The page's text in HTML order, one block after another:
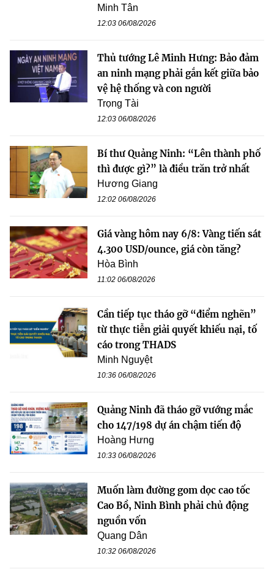
Minh Tân
12:03 06/08/2026
Thủ tướng Lê Minh Hưng: Bảo đảm
an ninh mạng phải gắn kết giữa bảo
vệ hệ thống và con người
Trọng Tài
12:03 06/08/2026
Bí thư Quảng Ninh: “Lên thành phố
thì được gì?” là điều trăn trở nhất
Hương Giang
12:02 06/08/2026
Giá vàng hôm nay 6/8: Vàng tiến sát
4.300 USD/ounce, giá còn tăng?
Hòa Bình
11:02 06/08/2026
Cần tiếp tục tháo gỡ “điểm nghẽn”
từ thực tiễn giải quyết khiếu nại, tố
cáo trong THADS
Minh Nguyệt
10:36 06/08/2026
Quảng Ninh đã tháo gỡ vướng mắc
cho 147/198 dự án chậm tiến độ
Hoàng Hưng
10:33 06/08/2026
Muốn làm đường gom dọc cao tốc
Cao Bồ, Ninh Bình phải chủ động
nguồn vốn
Quang Dân
10:32 06/08/2026